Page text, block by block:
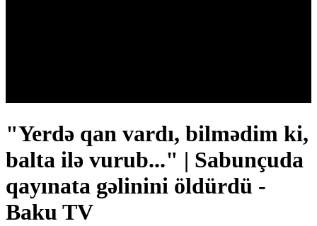
"Yerdə qan vardı, bilmədim ki,
balta ilə vurub..." | Sabunçuda
qayınata gəlinini öldürdü -
Baku TV